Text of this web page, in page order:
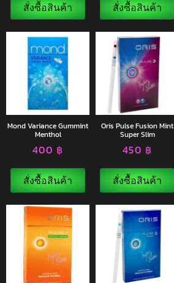
สั่งซื้อสินค้า สั่งซื้อสินค้า
Mond Variance Gummint
Menthol
400 ฿
สั่งซื้อสินค้า
Oris Pulse Fusion Mint
Super Slim
450 ฿
สั่งซื้อสินค้า